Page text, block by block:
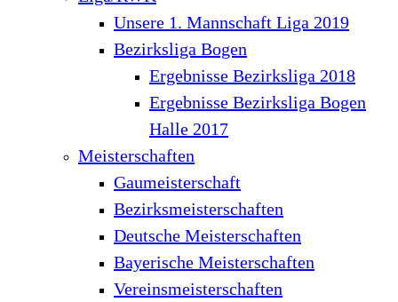
Unsere 1. Mannschaft Liga 2019
Bezirksliga Bogen
Ergebnisse Bezirksliga 2018
Ergebnisse Bezirksliga Bogen
Halle 2017
Meisterschaften
Gaumeisterschaft
Bezirksmeisterschaften
Deutsche Meisterschaften
Bayerische Meisterschaften
Vereinsmeisterschaften